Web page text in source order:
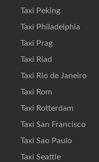
Taxi Peking
Taxi Philadelphia
Taxi Prag
Taxi Riad
Taxi Rio de Janeiro
Taxi Rom
Taxi Rotterdam
Taxi San Francisco
Taxi Sao Paulo
Taxi Seattle